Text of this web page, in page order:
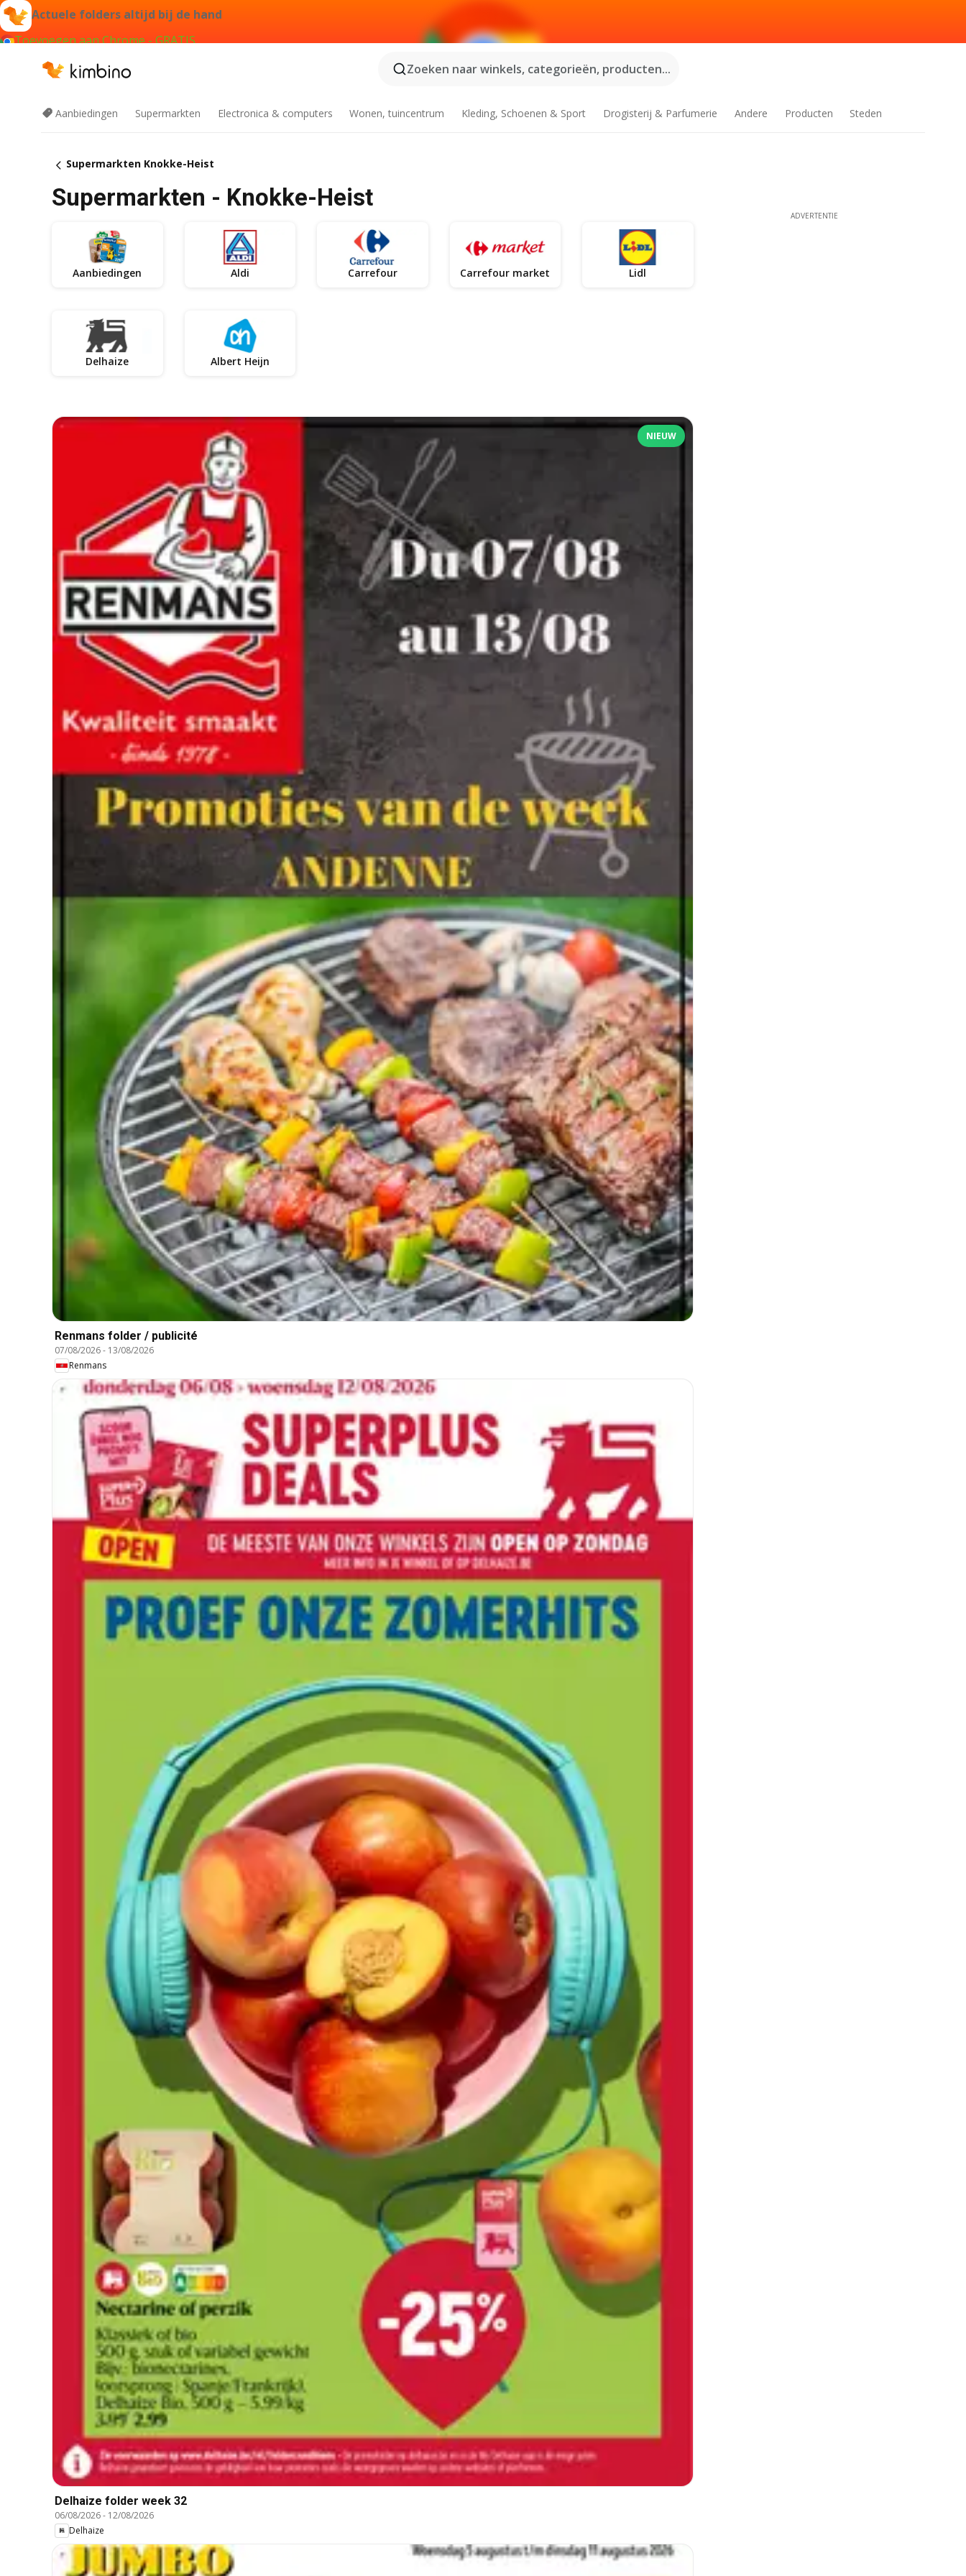
Actuele folders altijd bij de hand
Toevoegen aan Chrome - GRATIS
Zoeken naar winkels, categorieën, producten...
Aanbiedingen Supermarkten Electronica & computers Wonen, tuincentrum Kleding, Schoenen & Sport Drogisterij & Parfumerie Andere Producten Steden
Supermarkten Knokke-Heist
Supermarkten - Knokke-Heist
Aanbiedingen Aldi Carrefour Carrefour market Lidl
Delhaize Albert Heijn
NIEUW
Renmans folder / publicité
07/08/2026- 13/08/2026
Renmans
Delhaize folder week 32
06/08/2026- 12/08/2026
Delhaize
ADVERTENTIE